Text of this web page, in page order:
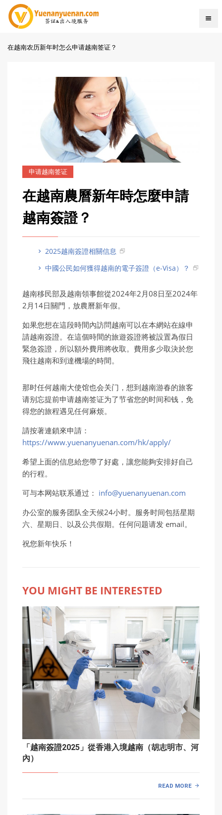
在越南农历新年时怎么申请越南签证？
申请越南签证
在越南農曆新年時怎麼申請
越南簽證？
2025越南簽證相關信息
中國公民如何獲得越南的電子簽證（e-Visa）？
越南移民部及越南領事館從2024年2月08日至2024年
2月14日關門，放農曆新年假。
如果您想在這段時間內訪問越南可以在本網站在線申
請越南簽證。在這個時間的旅遊簽證將被設置為假日
緊急簽證，所以額外費用將收取。費用多少取決於您
飛往越南和到達機場的時間。
那时任何越南大使馆也会关门，想到越南游春的旅客
请别忘提前申请越南签证为了节省您的时间和钱，免
得您的旅程遇见任何麻烦。
請按著連鎖來申請：
https://www.yuenanyuenan.com/hk/apply/
希望上面的信息給您帶了好處，讓您能夠安排好自己
的行程。
可与本网站联系通过： info@yuenanyuenan.com
办公室的服务团队全天候24小时。服务时间包括星期
六、星期日、以及公共假期。任何问题请发 email。
祝您新年快乐！
YOU MIGHT BE INTERESTED
「越南簽證2025」從香港入境越南（胡志明市、河
內）
READ MORE